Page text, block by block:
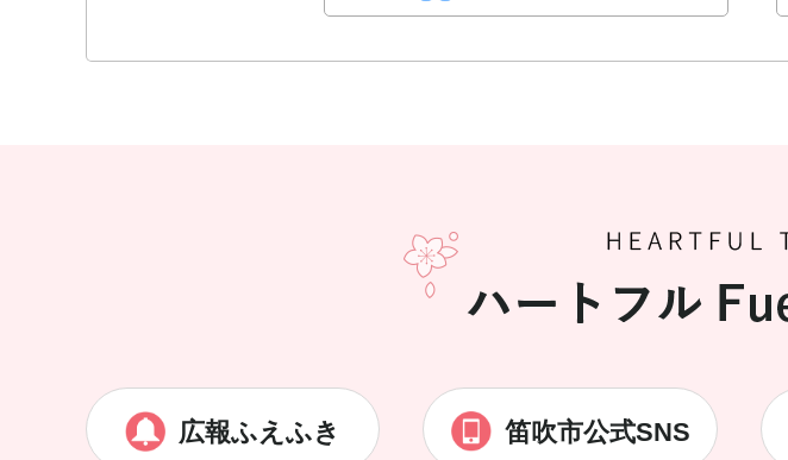
広報ふえふき 笛吹市公式SNS